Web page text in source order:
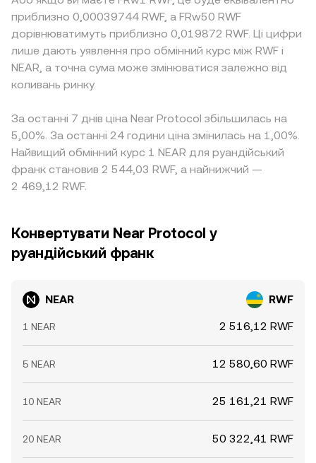
приблизно 0,00039744 RWF, а FRw50 RWF
дорівнюватимуть приблизно 0,019872 RWF. Ці цифри
лише дають уявлення про обмінний курс між RWF і
NEAR, а точна сума може змінюватися залежно від
коливань ринку.
За останні 7 днів ціна Near Protocol збільшилась на
5,00%. За останні 24 години ціна змінилась на 1,00%.
Найвищий обмінний курс 1 NEAR для руандійський
франк становив 2 544,03 RWF, а найнижчий —
2 469,12 RWF.
Конвертувати Near Protocol у
руандійський франк
NEAR RWF
1 NEAR 2 516,12 RWF
5 NEAR 12 580,60 RWF
10 NEAR 25 161,21 RWF
20 NEAR 50 322,41 RWF